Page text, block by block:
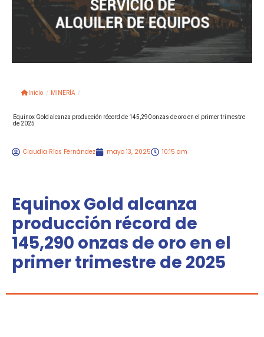
Inicio / MINERÍA /
Equinox Gold alcanza producción récord de 145,290 onzas de oro en el primer trimestre
de 2025
Claudia Ríos Fernández mayo 13, 2025 10:15 am
Equinox Gold alcanza
producción récord de
145,290 onzas de oro en el
primer trimestre de 2025